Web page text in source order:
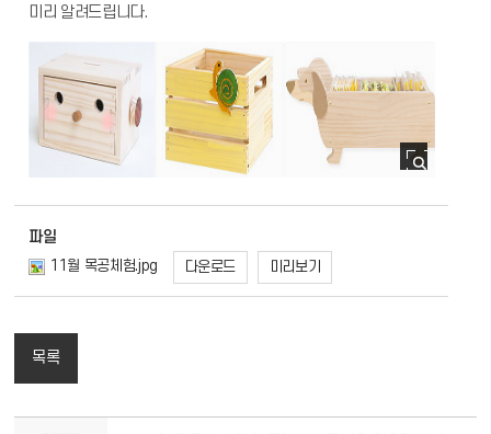
미리 알려드립니다.
파일
11월 목공체험.jpg 다운로드 미리보기
목록